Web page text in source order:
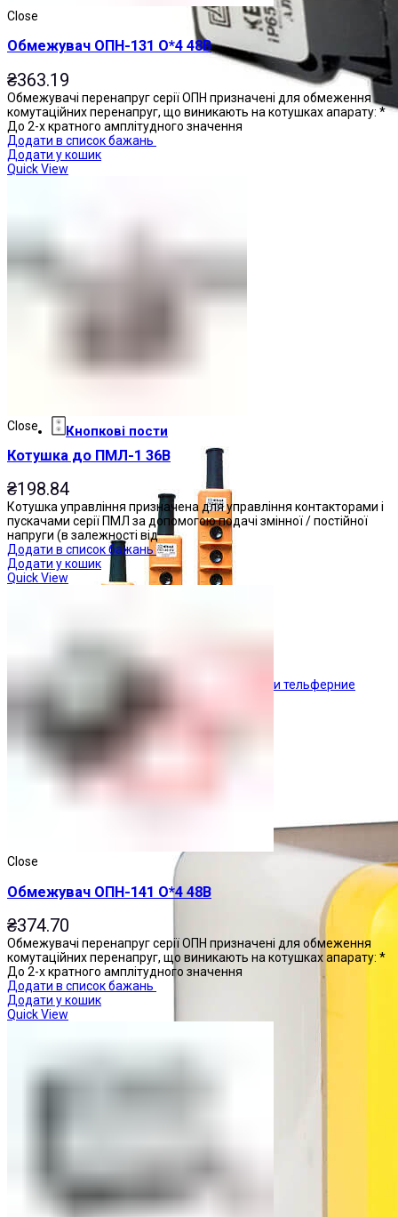
Кнопкові пости
Пости тельферние
Close
Обмежувач ОПН-131 О*4 48В
₴363.19
Обмежувачі перенапруг серії ОПН призначені для обмеження
комутаційних перенапруг, що виникають на котушках апарату: *
До 2-х кратного амплітудного значення
Додати в список бажань
Додати у кошик
Quick View
Close
Котушка до ПМЛ-1 36В
₴198.84
Котушка управління призначена для управління контакторами і
пускачами серії ПМЛ за допомогою подачі змінної / постійної
напруги (в залежності від
Додати в список бажань
Додати у кошик
Quick View
Close
Обмежувач ОПН-141 О*4 48В
₴374.70
Обмежувачі перенапруг серії ОПН призначені для обмеження
комутаційних перенапруг, що виникають на котушках апарату: *
До 2-х кратного амплітудного значення
Додати в список бажань
Додати у кошик
Quick View